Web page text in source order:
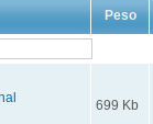
Peso
699 Kb